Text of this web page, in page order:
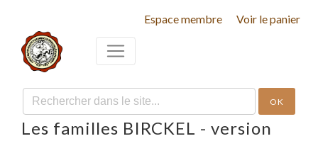
Espace membre Voir le panier
OK
Les familles BIRCKEL - version